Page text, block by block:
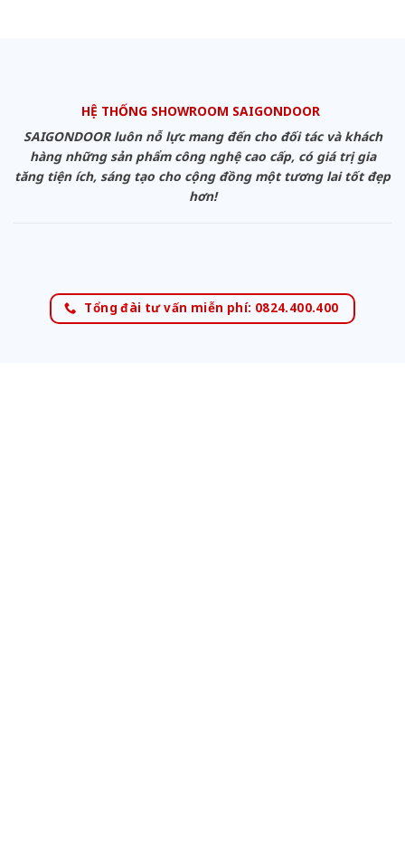
HỆ THỐNG SHOWROOM SAIGONDOOR
SAIGONDOOR luôn nỗ lực mang đến cho đối tác và khách
hàng những sản phẩm công nghệ cao cấp, có giá trị gia
tăng tiện ích, sáng tạo cho cộng đồng một tương lai tốt đẹp
hơn!
Tổng đài tư vấn miễn phí: 0824.400.400